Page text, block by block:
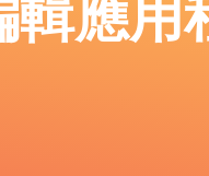
應用